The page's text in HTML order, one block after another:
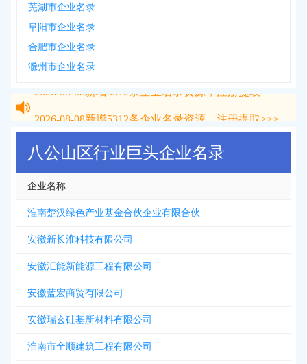
芜湖市企业名录
阜阳市企业名录
合肥市企业名录
滁州市企业名录
新增 条企业名录资源，注册提取>>>
八公山区行业巨头企业名录
企业名称
淮南楚汉绿色产业基金合伙企业有限合伙
安徽新长淮科技有限公司
安徽汇能新能源工程有限公司
安徽蓝宏商贸有限公司
安徽瑞玄硅基新材料有限公司
淮南市全顺建筑工程有限公司